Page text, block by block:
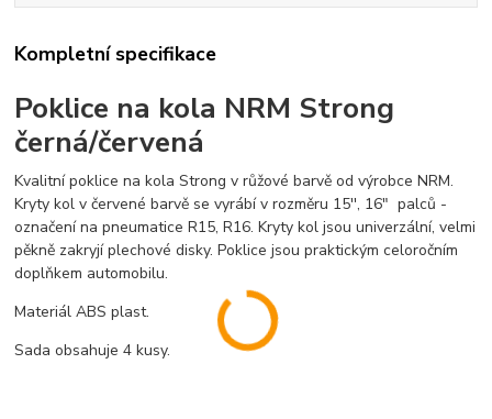
Kompletní specifikace
Poklice na kola NRM Strong
černá/červená
Kvalitní poklice na kola Strong v růžové barvě od výrobce NRM.
Kryty kol v červené barvě se vyrábí v rozměru 15'', 16" palců -
označení na pneumatice R15, R16. Kryty kol jsou univerzální, velmi
pěkně zakryjí plechové disky. Poklice jsou praktickým celoročním
doplňkem automobilu.
Materiál ABS plast.
Sada obsahuje 4 kusy.